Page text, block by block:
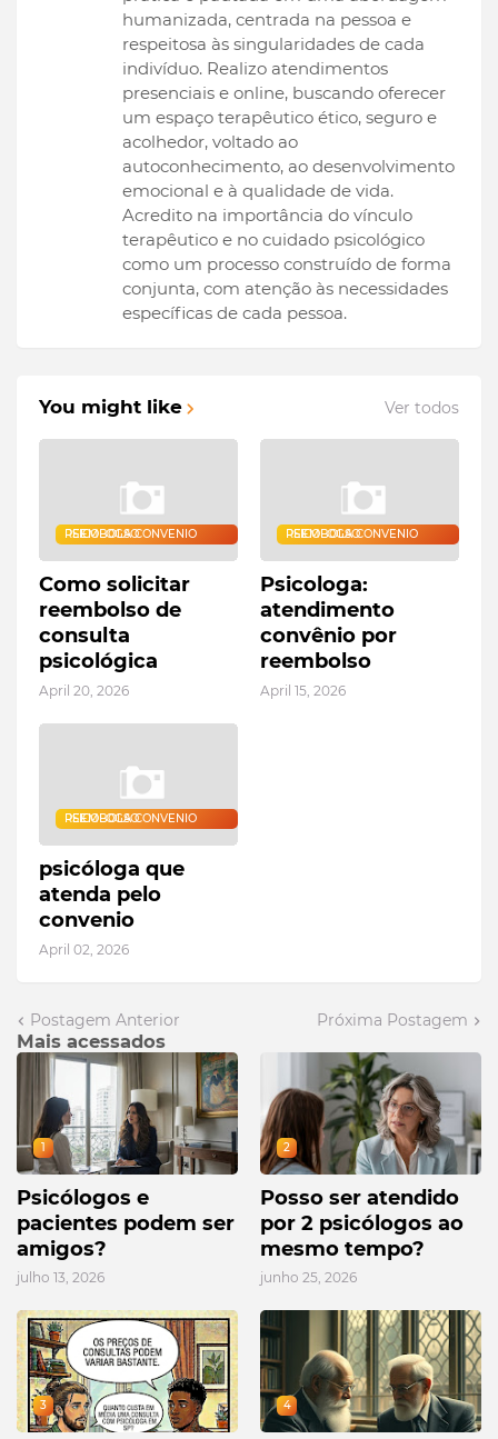
humanizada, centrada na pessoa e
respeitosa às singularidades de cada
indivíduo. Realizo atendimentos
presenciais e online, buscando oferecer
um espaço terapêutico ético, seguro e
acolhedor, voltado ao
autoconhecimento, ao desenvolvimento
emocional e à qualidade de vida.
Acredito na importância do vínculo
terapêutico e no cuidado psicológico
como um processo construído de forma
conjunta, com atenção às necessidades
específicas de cada pessoa.
You might like Ver todos
PSICOLOGA CONVENIO REEMBOLSO
Como solicitar
reembolso de
consulta
psicológica
April 20, 2026
PSICOLOGA CONVENIO REEMBOLSO
Psicologa:
atendimento
convênio por
reembolso
April 15, 2026
PSICOLOGA CONVENIO REEMBOLSO
psicóloga que
atenda pelo
convenio
April 02, 2026
Postagem Anterior Próxima Postagem
Mais acessados
1
Psicólogos e
pacientes podem ser
amigos?
julho 13, 2026
2
Posso ser atendido
por 2 psicólogos ao
mesmo tempo?
junho 25, 2026
3 4